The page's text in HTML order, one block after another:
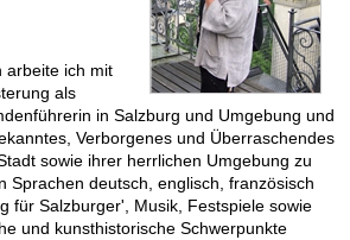
arbeite ich mit
als
in Salzburg und Umgebung und
Verborgenes und Überraschendes
sowie ihrer herrlichen Umgebung zu
Sprachen deutsch, englisch, französisch
für Salzburger', Musik, Festspiele sowie
und kunsthistorische Schwerpunkte